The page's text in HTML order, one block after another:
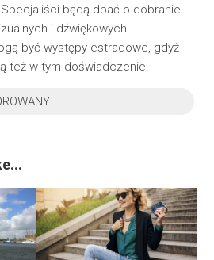
będą dbać o dobranie
i dźwiękowych.
być występy estradowe, gdyż
też w tym doświadczenie.